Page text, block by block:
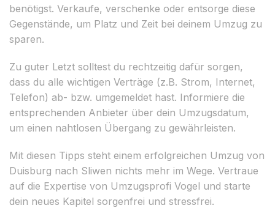
benötigst. Verkaufe, verschenke oder entsorge diese
Gegenstände, um Platz und Zeit bei deinem Umzug zu
sparen.
Zu guter Letzt solltest du rechtzeitig dafür sorgen,
dass du alle wichtigen Verträge (z.B. Strom, Internet,
Telefon) ab- bzw. umgemeldet hast. Informiere die
entsprechenden Anbieter über dein Umzugsdatum,
um einen nahtlosen Übergang zu gewährleisten.
Mit diesen Tipps steht einem erfolgreichen Umzug von
Duisburg nach Sliwen nichts mehr im Wege. Vertraue
auf die Expertise von Umzugsprofi Vogel und starte
dein neues Kapitel sorgenfrei und stressfrei.